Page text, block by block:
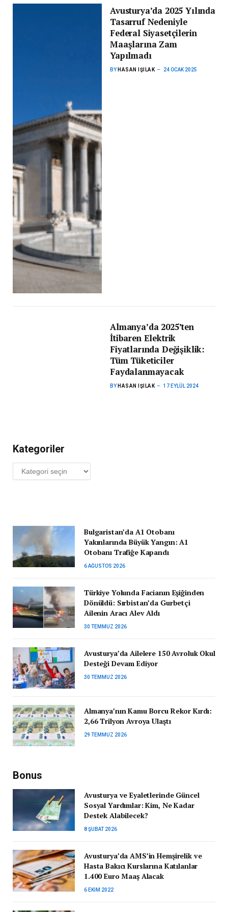
Avusturya’da 2025 Yılında
Tasarruf Nedeniyle
Federal Siyasetçilerin
Maaşlarına Zam
Yapılmadı
BY HASAN IŞILAK 24 OCAK 2025
Almanya’da 2025’ten
İtibaren Elektrik
Fiyatlarında Değişiklik:
Tüm Tüketiciler
Faydalanmayacak
BY HASAN IŞILAK 17 EYLÜL 2024
Kategoriler
Kategoriler
Bulgaristan’da A1 Otobanı
Yakınlarında Büyük Yangın: A1
Otobanı Trafiğe Kapandı
6 AĞUSTOS 2026
Türkiye Yolunda Facianın Eşiğinden
Dönüldü: Sırbistan’da Gurbetçi
Ailenin Aracı Alev Aldı
30 TEMMUZ 2026
Avusturya’da Ailelere 150 Avroluk Okul
Desteği Devam Ediyor
30 TEMMUZ 2026
Almanya’nın Kamu Borcu Rekor Kırdı:
2,66 Trilyon Avroya Ulaştı
29 TEMMUZ 2026
Bonus
Avusturya ve Eyaletlerinde Güncel
Sosyal Yardımlar: Kim, Ne Kadar
Destek Alabilecek?
8 ŞUBAT 2026
Avusturya’da AMS’in Hemşirelik ve
Hasta Bakıcı Kurslarına Katılanlar
1.400 Euro Maaş Alacak
6 EKIM 2022